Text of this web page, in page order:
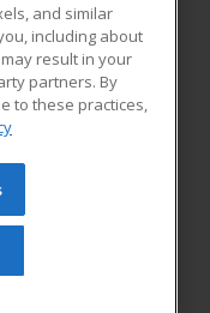
All rights
be reproduced or
prior written
Privacy Policy
and similar
including about
result in your
partners. By
to these practices,